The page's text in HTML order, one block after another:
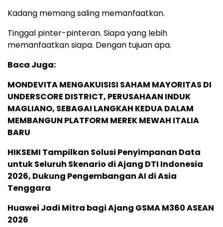
Kadang memang saling memanfaatkan.
Tinggal pinter-pinteran. Siapa yang lebih
memanfaatkan siapa. Dengan tujuan apa.
Baca Juga:
MONDEVITA MENGAKUISISI SAHAM MAYORITAS DI
UNDERSCORE DISTRICT, PERUSAHAAN INDUK
MAGLIANO, SEBAGAI LANGKAH KEDUA DALAM
MEMBANGUN PLATFORM MEREK MEWAH ITALIA
BARU
HIKSEMI Tampilkan Solusi Penyimpanan Data
untuk Seluruh Skenario di Ajang DTI Indonesia
2026, Dukung Pengembangan AI di Asia
Tenggara
Huawei Jadi Mitra bagi Ajang GSMA M360 ASEAN
2026